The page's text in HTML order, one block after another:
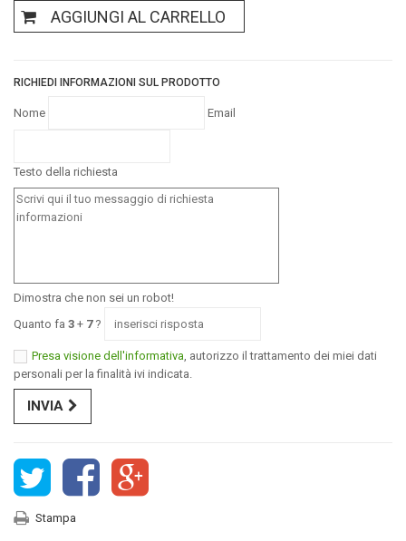
AGGIUNGI AL CARRELLO
RICHIEDI INFORMAZIONI SUL PRODOTTO
Nome Email
Testo della richiesta
Dimostra che non sei un robot!
Quanto fa 3 + 7?
Presa visione dell'informativa , autorizzo il trattamento dei miei dati
personali per la finalità ivi indicata.
INVIA
Stampa